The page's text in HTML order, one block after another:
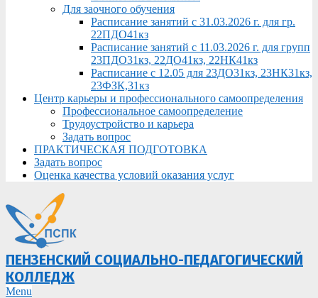
Для заочного обучения
Расписание занятий с 31.03.2026 г. для гр.
22ПДО41кз
Расписание занятий с 11.03.2026 г. для групп
23ПДО31кз, 22ДО41кз, 22НК41кз
Расписание с 12.05 для 23ДО31кз, 23НК31кз,
23ФЗК,31кз
Центр карьеры и профессионального самоопределения
Профессиональное самоопределение
Трудоустройство и карьера
Задать вопрос
ПРАКТИЧЕСКАЯ ПОДГОТОВКА
Задать вопрос
Оценка качества условий оказания услуг
ПЕНЗЕНСКИЙ СОЦИАЛЬНО-ПЕДАГОГИЧЕСКИЙ
КОЛЛЕДЖ
Primary
Menu